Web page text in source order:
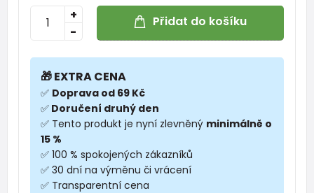
-
+ Přidat do košíku
🎁 EXTRA CENA
✅ Doprava od 69 Kč
✅ Doručení druhý den
✅ Tento produkt je nyní zlevněný minimálně o
15 %
✅ 100 % spokojených zákazníků
✅ 30 dní na výměnu či vrácení
✅ Transparentní cena